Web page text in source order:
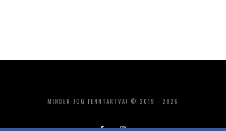
MINDEN JOG FENNTARTVA! © 2019 - 2026